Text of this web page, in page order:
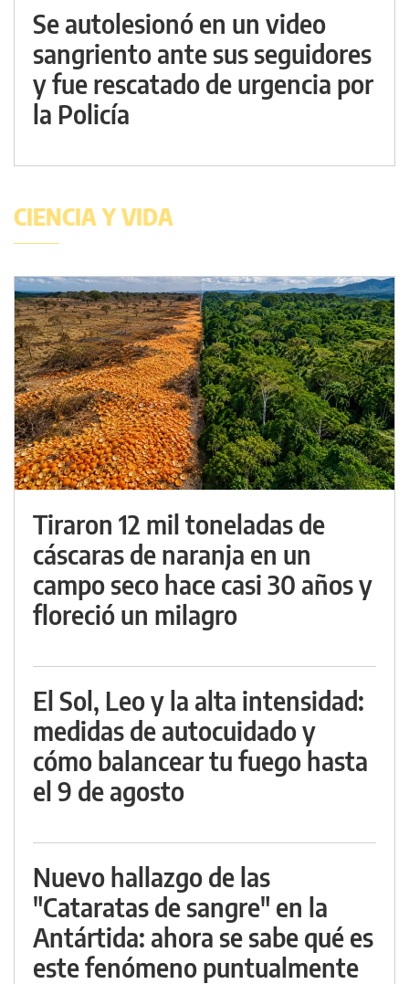
Se autolesionó en un video
sangriento ante sus seguidores
y fue rescatado de urgencia por
la Policía
CIENCIA Y VIDA
Tiraron 12 mil toneladas de
cáscaras de naranja en un
campo seco hace casi 30 años y
floreció un milagro
El Sol, Leo y la alta intensidad:
medidas de autocuidado y
cómo balancear tu fuego hasta
el 9 de agosto
Nuevo hallazgo de las
"Cataratas de sangre" en la
Antártida: ahora se sabe qué es
este fenómeno puntualmente